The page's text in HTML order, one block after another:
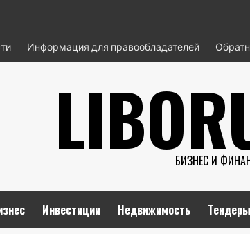
Информация для правообладателей
БИЗНЕС И
Инвестиции Недвижимость Тендеры